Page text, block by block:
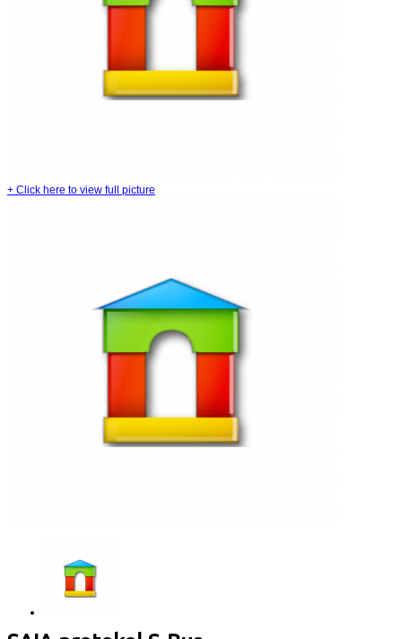
+ Click here to view full picture